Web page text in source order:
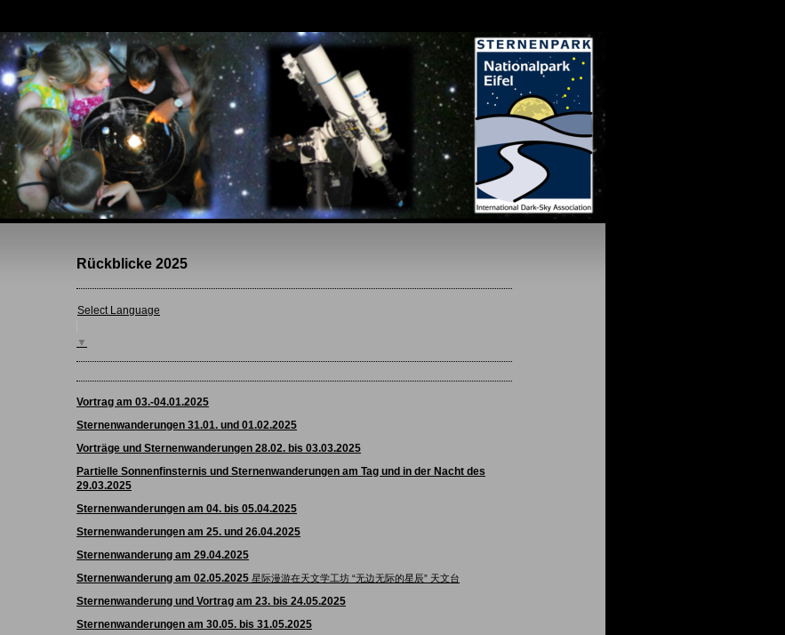
Rückblicke 2025
Select Language
▼
Vortrag am 03.-04.01.2025
Sternenwanderungen 31.01. und 01.02.2025
Vorträge und Sternenwanderungen 28.02. bis 03.03.2025
Partielle Sonnenfinsternis und Sternenwanderungen am Tag und in der Nacht des
29.03.2025
Sternenwanderungen am 04. bis 05.04.2025
Sternenwanderungen am 25. und 26.04.2025
Sternenwanderung am 29.04.2025
Sternenwanderung am 02.05.2025 星际漫游在天文学工坊 “无边无际的星辰” 天文台
Sternenwanderung und Vortrag am 23. bis 24.05.2025
Sternenwanderungen am 30.05. bis 31.05.2025